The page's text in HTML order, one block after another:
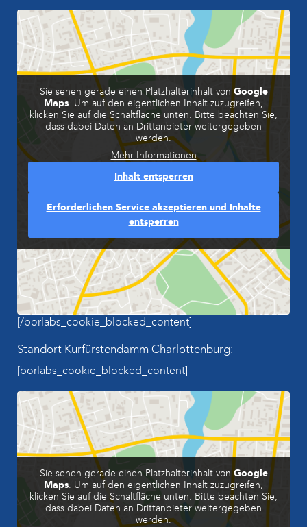
Sie sehen gerade einen Platzhalterinhalt von Google
Maps. Um auf den eigentlichen Inhalt zuzugreifen,
klicken Sie auf die Schaltfläche unten. Bitte beachten Sie,
dass dabei Daten an Drittanbieter weitergegeben
werden.
Mehr Informationen
Inhalt entsperren
Erforderlichen Service akzeptieren und Inhalte
entsperren
[/borlabs_cookie_blocked_content]
Standort Kurfürstendamm Charlottenburg:
[borlabs_cookie_blocked_content]
Sie sehen gerade einen Platzhalterinhalt von Google
Maps. Um auf den eigentlichen Inhalt zuzugreifen,
klicken Sie auf die Schaltfläche unten. Bitte beachten Sie,
dass dabei Daten an Drittanbieter weitergegeben
werden.